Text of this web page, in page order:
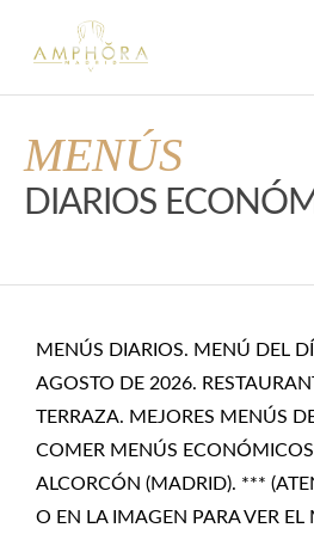
MENÚS
DIARIOS
MENÚS DIARIOS. MENÚ DEL
AGOSTO DE 2026.
TERRAZA. MEJORES MENÚS
COMER MENÚS ECONÓMICOS
ALCORCÓN (MADRID). ***
O EN LA IMAGEN PARA VER EL